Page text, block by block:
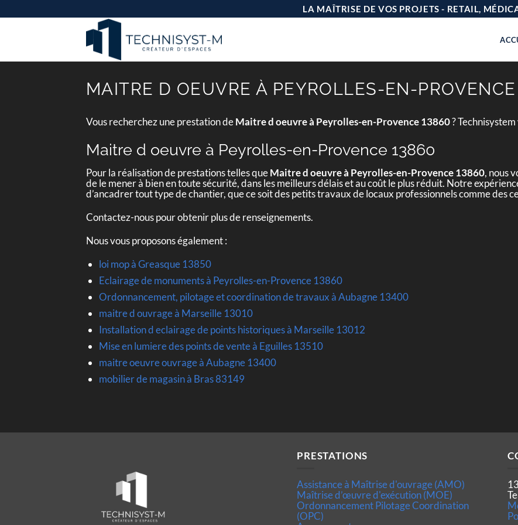
au
LA MAÎTRISE DE VOS PROJETS - RETAIL,
MAITRE D OEUVRE À PEYROLLES-EN-
Vous recherchez une prestation deMaitre d oeuvre à Peyrolles-en-Provence 13860?
Maitre d oeuvre à Peyrolles-en-Provence 13860
Pour la réalisation de prestations telles queMaitre d oeuvre à Peyrolles-en-Provence 13860, nous
de le mener à bien en toute sécurité, dans les meilleurs délais et au coût le plus réduit. Notre
d’ancadrer tout type de chantier, que ce soit des petits travaux de locaux professionnels comme des
Contactez-nous pour obtenir plus de renseignements.
Nous vous proposons également :
loi mop à Greasque 13850
Eclairage de monuments à Peyrolles-en-Provence 13860
Ordonnancement, pilotage et coordination de travaux à Aubagne 13400
maitre d ouvrage à Marseille 13010
Installation d eclairage de points historiques à Marseille 13012
Mise en lumiere des points de vente à Eguilles 13510
maitre oeuvre ouvrage à Aubagne 13400
mobilier de magasin à Bras 83149
PRESTATIONS
Assistance à Maîtrise d'ouvrage (AMO)
Maîtrise d’œuvre d'exécution (MOE)
Ordonnancement Pilotage Coordination
(OPC)